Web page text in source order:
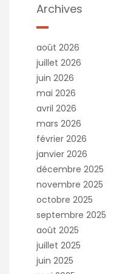
Archives
août 2026
juillet 2026
juin 2026
mai 2026
avril 2026
mars 2026
février 2026
janvier 2026
décembre 2025
novembre 2025
octobre 2025
septembre 2025
août 2025
juillet 2025
juin 2025